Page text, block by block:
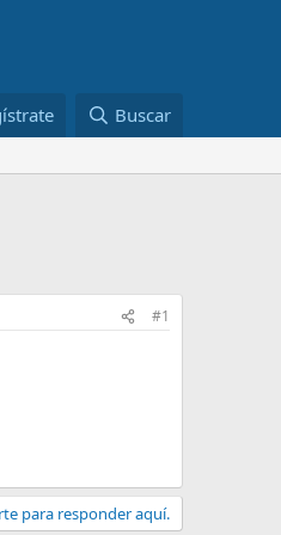
Buscar
#1
para responder aquí.